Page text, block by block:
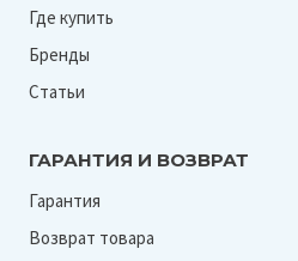
Где купить
Бренды
Статьи
ГАРАНТИЯ И ВОЗВРАТ
Гарантия
Возврат товара